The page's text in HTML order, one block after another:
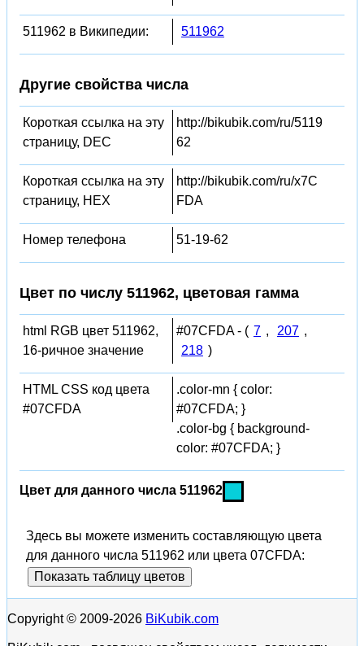
511962 в Википедии: 511962
Другие свойства числа
Короткая ссылка на эту
страницу, DEC
http://bikubik.com/ru/5119
62
Короткая ссылка на эту
страницу, HEX
http://bikubik.com/ru/x7C
FDA
Номер телефона 51-19-62
Цвет по числу 511962, цветовая гамма
html RGB цвет 511962,
16-ричное значение
#07CFDA - ( 7 , 207 ,
218 )
HTML CSS код цвета
#07CFDA
.color-mn { color:
#07CFDA; }
.color-bg { background-
color: #07CFDA; }
Цвет для данного числа 511962
Здесь вы можете изменить составляющую цвета
для данного числа 511962 или цвета 07CFDA:
Показать таблицу цветов
Copyright © 2009-2026 BiKubik.com